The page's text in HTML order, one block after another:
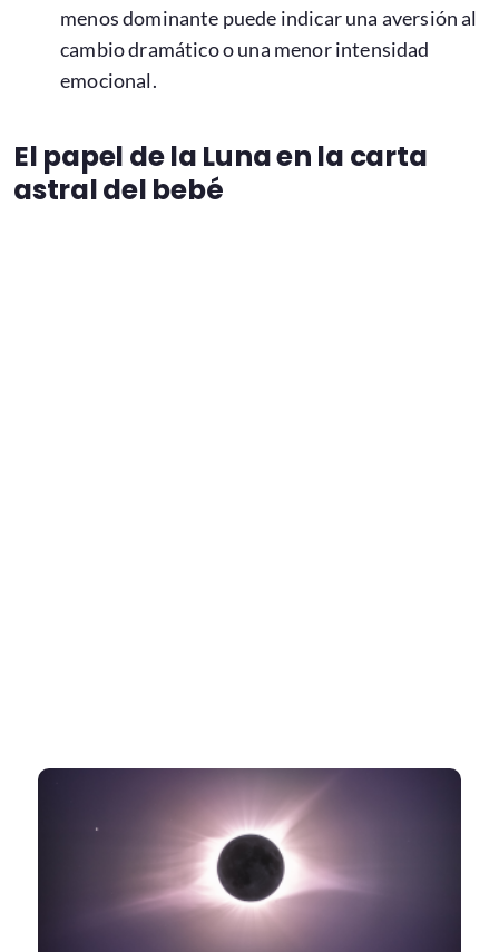
menos dominante puede indicar una aversión al
cambio dramático o una menor intensidad
emocional.
El papel de la Luna en la carta
astral del bebé